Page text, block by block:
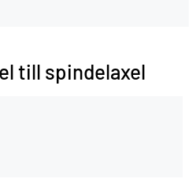
till spindelaxel